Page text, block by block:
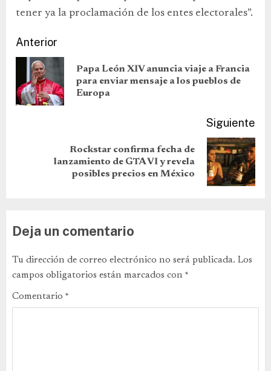
tener ya la proclamación de los entes electorales”.
Anterior
Papa León XIV anuncia viaje a Francia
para enviar mensaje a los pueblos de
Europa
Siguiente
Rockstar confirma fecha de
lanzamiento de GTA VI y revela
posibles precios en México
Deja un comentario
Tu dirección de correo electrónico no será publicada. Los
campos obligatorios están marcados con *
Comentario *